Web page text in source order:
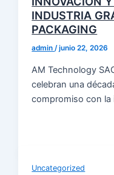
INDUSTRIA
PACKAGING
admin/junio 22, 2026
AM Technology
celebran una
compromiso con
Uncategorized